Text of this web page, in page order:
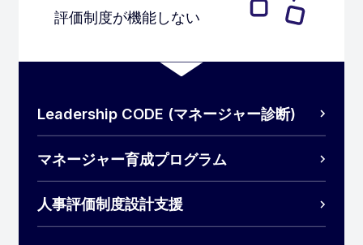
評価制度が機能しない
Leadership CODE (マネージャー診断)
マネージャー育成プログラム
人事評価制度設計支援